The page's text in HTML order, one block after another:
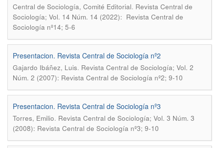
Central de Sociología, Comité Editorial. Revista Central de
Sociología; Vol. 14 Núm. 14 (2022): Revista Central de
Sociología nº14; 5-6
Presentacion. Revista Central de Sociología nº2
Gajardo Ibáñez, Luis. Revista Central de Sociología; Vol. 2
Núm. 2 (2007): Revista Central de Sociología nº2; 9-10
Presentacion. Revista Central de Sociología nº3
Torres, Emilio. Revista Central de Sociología; Vol. 3 Núm. 3
(2008): Revista Central de Sociología nº3; 9-10